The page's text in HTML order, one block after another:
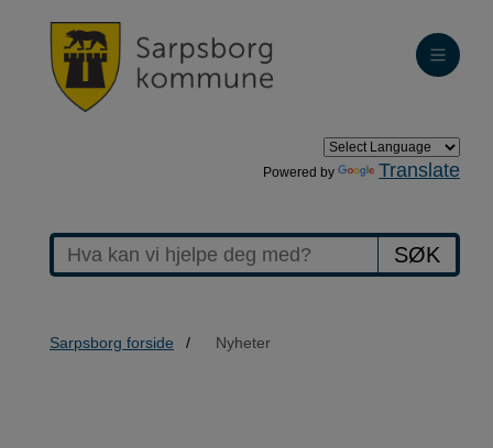
Powered by Translate
SØK
Sarpsborg forside Nyheter